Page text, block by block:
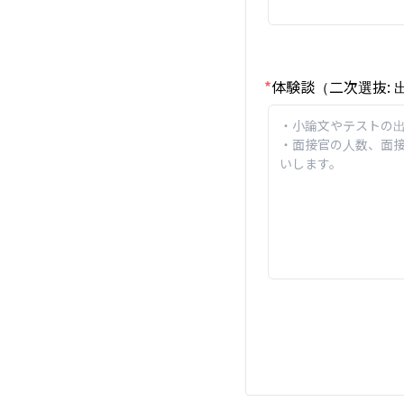
*体験談（二次選抜: